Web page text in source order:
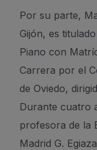
Por su parte,
Gijón, es
Piano con
Carrera por el
de Oviedo,
Durante cuatro
profesora de la
Madrid G.